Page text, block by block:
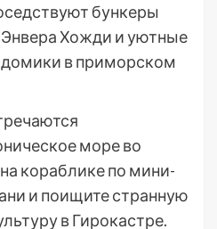
бункеры
Хожди и уютные
в приморском
море во
кораблике по мини-
и поищите странную
в Гирокастре.